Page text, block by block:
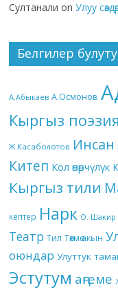
Султанали onУлуу
Белгилер булуту
А.Абыкаев А.Осмонов
Кыргыз
Ж.Касаболотов Инсан
Китеп Кол өнөрчүлүк
Кыргыз тили
кептер Нарк О. Шакир
Театр Тил Төкмө акын
оюндар Улуттук
Эстутум аңгеме